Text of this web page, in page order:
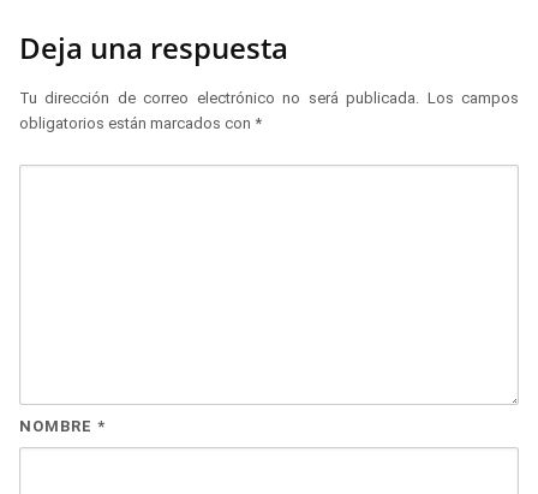
Deja una respuesta
Tu dirección de correo electrónico no será publicada. Los campos
obligatorios están marcados con *
NOMBRE *